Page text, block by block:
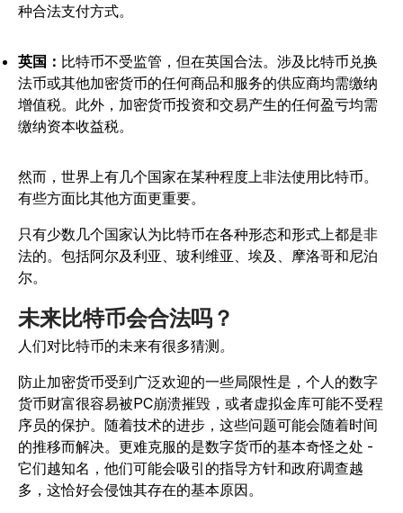
种合法支付方式。
英国： 比特币不受监管，但在英国合法。涉及比特币兑换
法币或其他加密货币的任何商品和服务的供应商均需缴纳
增值税。此外，加密货币投资和交易产生的任何盈亏均需
缴纳资本收益税。
然而，世界上有几个国家在某种程度上非法使用比特币。
有些方面比其他方面更重要。
只有少数几个国家认为比特币在各种形态和形式上都是非
法的。包括阿尔及利亚、玻利维亚、埃及、摩洛哥和尼泊
尔。
未来比特币会合法吗？
人们对比特币的未来有很多猜测。
防止加密货币受到广泛欢迎的一些局限性是，个人的数字
货币财富很容易被PC崩溃摧毁，或者虚拟金库可能不受程
序员的保护。随着技术的进步，这些问题可能会随着时间
的推移而解决。更难克服的是数字货币的基本奇怪之处 -
它们越知名，他们可能会吸引的指导方针和政府调查越
多，这恰好会侵蚀其存在的基本原因。